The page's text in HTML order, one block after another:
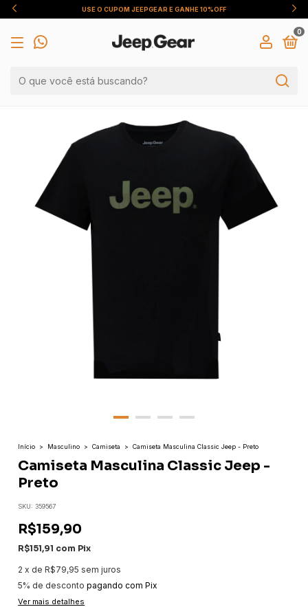
USE O CUPOM JEEPGEAR E GANHE 10%OFF
0
Início > Masculino > Camiseta > Camiseta Masculina Classic Jeep - Preto
Camiseta Masculina Classic Jeep -
Preto
SKU: 359567
R$159,90
R$151,91 com Pix
2 x deR$79,95 sem juros
5% de desconto pagando com Pix
Ver mais detalhes